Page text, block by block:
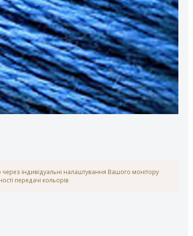
індивідуальні налаштування Вашого монітору
передачі кольорів